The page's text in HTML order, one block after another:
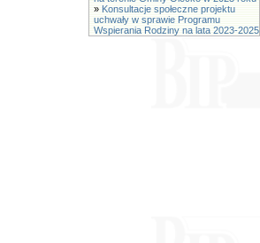
» Konsultacje społeczne projektu
uchwały w sprawie Programu
Wspierania Rodziny na lata 2023-2025